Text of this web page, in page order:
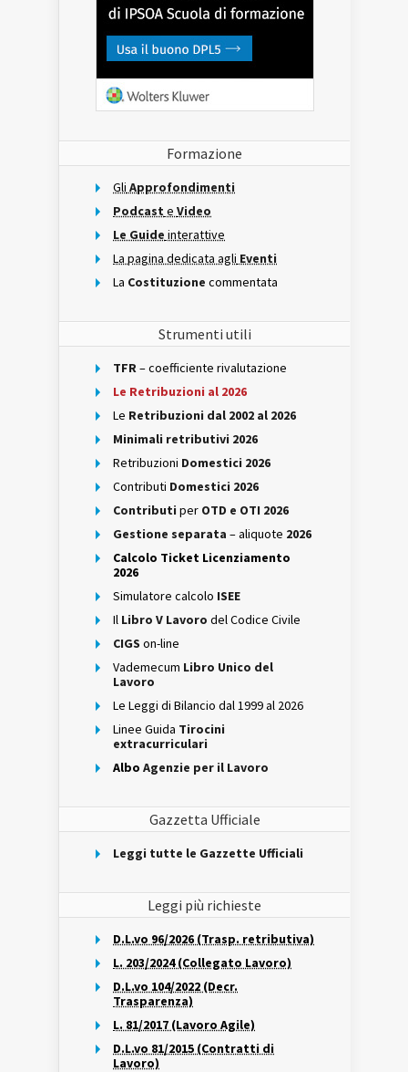
Formazione
Gli Approfondimenti
Podcast e Video
Le Guide interattive
La pagina dedicata agli Eventi
La Costituzione commentata
Strumenti utili
TFR– coefficiente rivalutazione
Le Retribuzioni al 2026
Le Retribuzioni dal 2002 al 2026
Minimali retributivi 2026
Retribuzioni Domestici 2026
Contributi Domestici 2026
Contributi per OTD e OTI 2026
Gestione separata – aliquote 2026
Calcolo Ticket Licenziamento
2026
Simulatore calcolo ISEE
Il Libro V Lavoro del Codice Civile
CIGS on-line
Vademecum Libro Unico del
Lavoro
Le Leggi di Bilancio dal 1999 al 2026
Linee Guida Tirocini
extracurriculari
Albo Agenzie per il Lavoro
Gazzetta Ufficiale
Leggi tutte le Gazzette Ufficiali
Leggi più richieste
D.L.vo 96/2026 (Trasp. retributiva)
L. 203/2024 (Collegato Lavoro)
D.L.vo 104/2022 (Decr.
Trasparenza)
L. 81/2017 (Lavoro Agile)
D.L.vo 81/2015 (Contratti di
Lavoro)